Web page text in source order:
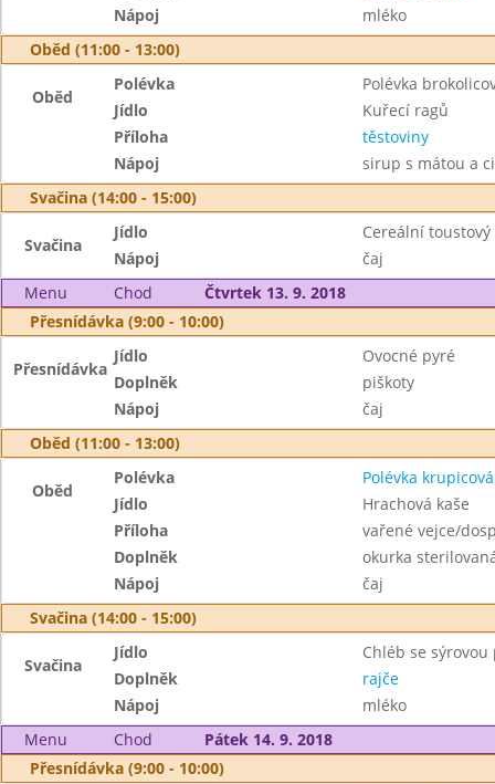
Nápoj
mléko
Oběd (11:00 - 13:00)
Oběd
Polévka
Polévka
Jídlo
Kuřecí ragů
Příloha
těstoviny
Nápoj
sirup s mátou a
Svačina (14:00 - 15:00)
Svačina
Jídlo
Cereální
Nápoj
čaj
Menu
Chod
Čtvrtek 13. 9. 2018
Přesnídávka (9:00 - 10:00)
Přesnídávka
Jídlo
Ovocné pyré
Doplněk
piškoty
Nápoj
čaj
Oběd (11:00 - 13:00)
Oběd
Polévka
Polévka
Jídlo
Hrachová kaše
Příloha
vařené vejce/
Doplněk
okurka
Nápoj
čaj
Svačina (14:00 - 15:00)
Svačina
Jídlo
Chléb se
Doplněk
rajče
Nápoj
mléko
Menu
Chod
Pátek 14. 9. 2018
Přesnídávka (9:00 - 10:00)